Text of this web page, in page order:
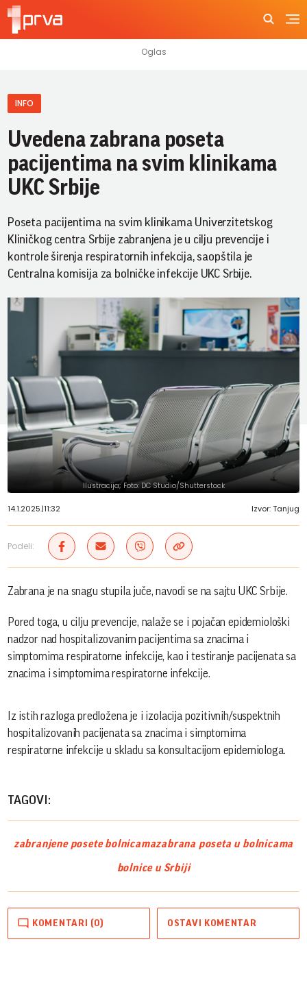
INFO
Uvedena zabrana poseta
pacijentima na svim klinikama
UKC Srbije
Poseta pacijentima na svim klinikama Univerzitetskog
Kliničkog centra Srbije zabranjena je u cilju prevencije i
kontrole širenja respiratornih infekcija, saopštila je
Centralna komisija za bolničke infekcije UKC Srbije.
Ilustracija; Foto: DC Studio/Shutterstock
14.1.2025.|11:32 Izvor: Tanjug
Podeli:
Zabrana je na snagu stupila juče, navodi se na sajtu UKC Srbije.
Pored toga, u cilju prevencije, nalaže se i pojačan epidemiološki
nadzor nad hospitalizovanim pacijentima sa znacima i
simptomima respiratorne infekcije, kao i testiranje pacijenata sa
znacima i simptomima respiratorne infekcije.
Iz istih razloga predložena je i izolacija pozitivnih/suspektnih
hospitalizovanih pacijenata sa znacima i simptomima
respiratorne infekcije u skladu sa konsultacijom epidemiologa.
TAGOVI:
zabranjene posete bolnicamazabrana poseta u bolnicama
bolnice u Srbiji
KOMENTARI (0) OSTAVI KOMENTAR